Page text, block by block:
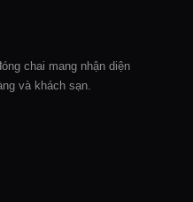
chai mang nhận diện
và khách sạn.